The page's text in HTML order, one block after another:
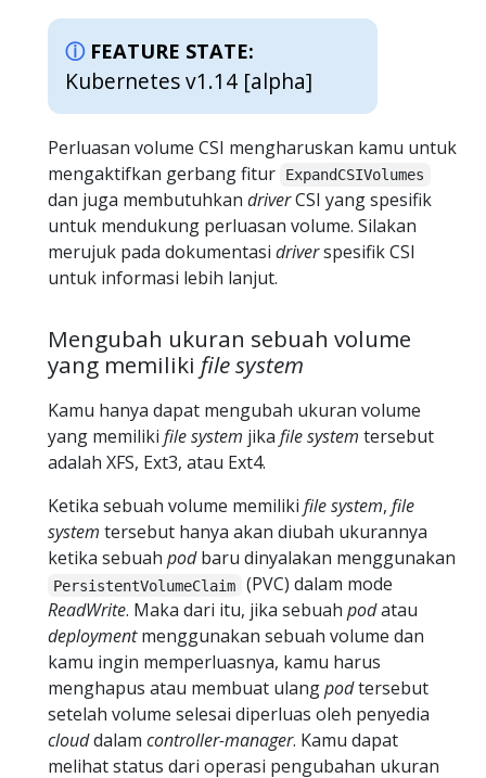
FEATURE STATE:
Kubernetes v1.14 [alpha]
Perluasan volume CSI mengharuskan kamu untuk
mengaktifkan gerbang fitur
ExpandCSIVolumes
dan juga membutuhkan driverCSI yang spesifik
untuk mendukung perluasan volume. Silakan
merujuk pada dokumentasi driverspesifik CSI
untuk informasi lebih lanjut.
Mengubah ukuran sebuah volume
yang memiliki file system
Kamu hanya dapat mengubah ukuran volume
yang memiliki file system jika file system tersebut
adalah XFS, Ext3, atau Ext4.
Ketika sebuah volume memiliki file system, file
system tersebut hanya akan diubah ukurannya
ketika sebuah podbaru dinyalakan menggunakan
PersistentVolumeClaim
(PVC) dalam mode
ReadWrite. Maka dari itu, jika sebuah podatau
deploymentmenggunakan sebuah volume dan
kamu ingin memperluasnya, kamu harus
menghapus atau membuat ulangpodtersebut
setelah volume selesai diperluas oleh penyedia
clouddalam controller-manager. Kamu dapat
melihat status dari operasi pengubahan ukuran